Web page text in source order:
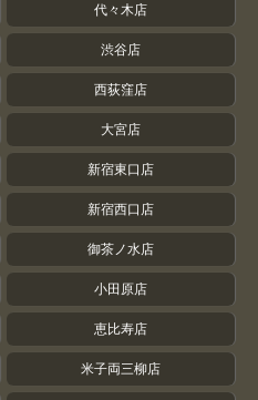
代々木店
渋谷店
西荻窪店
大宮店
新宿東口店
新宿西口店
御茶ノ水店
小田原店
恵比寿店
米子両三柳店